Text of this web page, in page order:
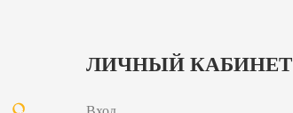
ЛИЧНЫЙ КАБИНЕТ